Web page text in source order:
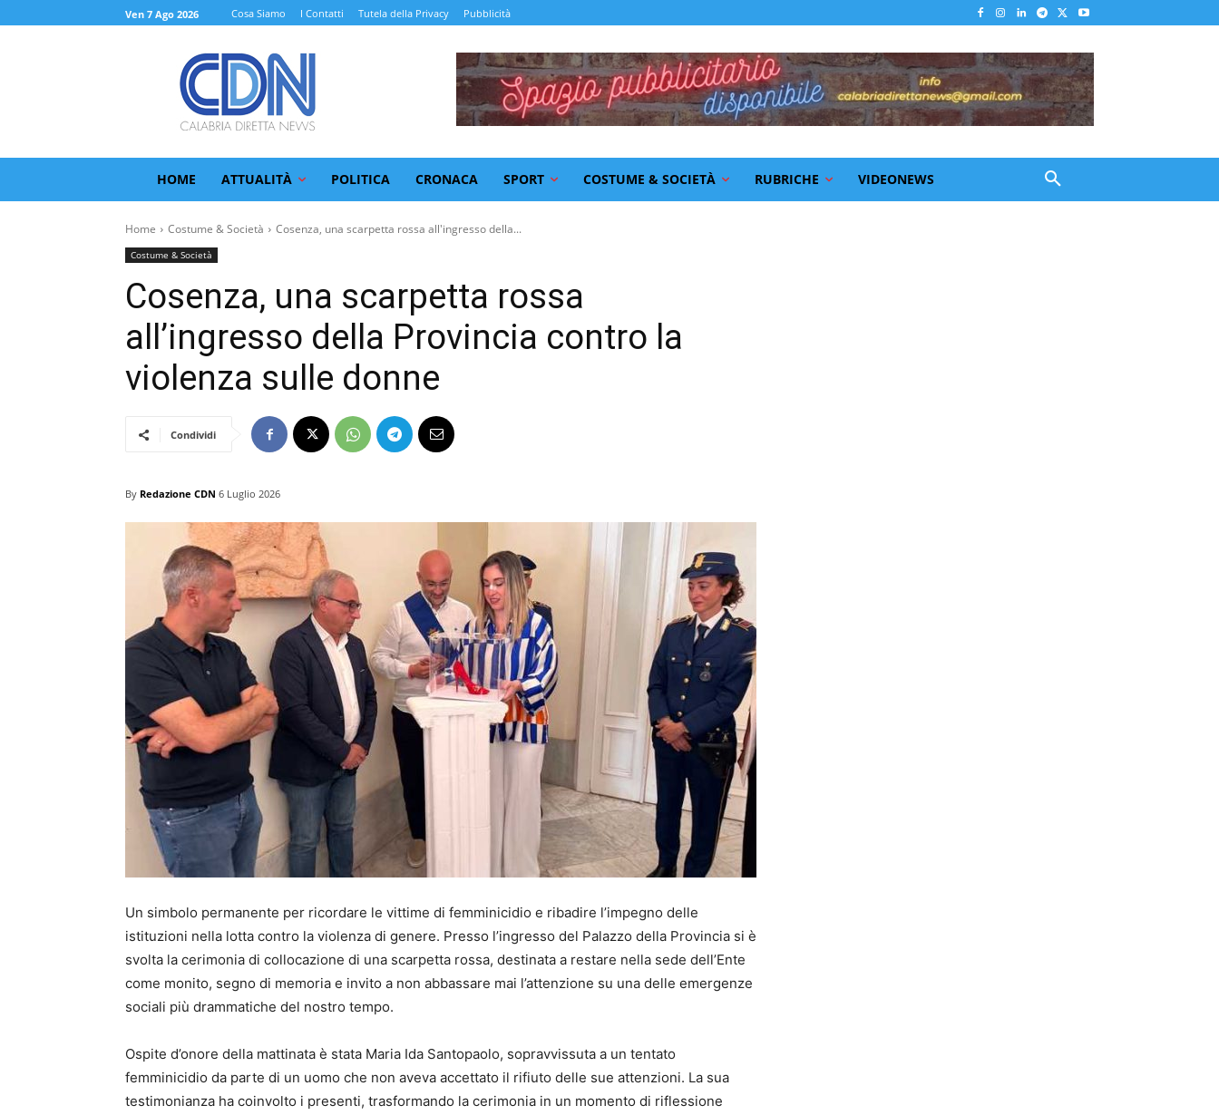
Ven 7 Ago 2026 Cosa Siamo I Contatti Tutela della Privacy Pubblicità
HOME ATTUALITÀ POLITICA CRONACA SPORT COSTUME & SOCIETÀ RUBRICHE VIDEONEWS
Home Costume & Società Cosenza, una scarpetta rossa all'ingresso della...
Costume & Società
Cosenza, una scarpetta rossa
all’ingresso della Provincia contro la
violenza sulle donne
Condividi
By Redazione CDN 6 Luglio 2026
Un simbolo permanente per ricordare le vittime di femminicidio e ribadire l’impegno delle
istituzioni nella lotta contro la violenza di genere. Presso l’ingresso del Palazzo della Provincia si è
svolta la cerimonia di collocazione di una scarpetta rossa, destinata a restare nella sede dell’Ente
come monito, segno di memoria e invito a non abbassare mai l’attenzione su una delle emergenze
sociali più drammatiche del nostro tempo.
Ospite d’onore della mattinata è stata Maria Ida Santopaolo, sopravvissuta a un tentato
femminicidio da parte di un uomo che non aveva accettato il rifiuto delle sue attenzioni. La sua
testimonianza ha coinvolto i presenti, trasformando la cerimonia in un momento di riflessione